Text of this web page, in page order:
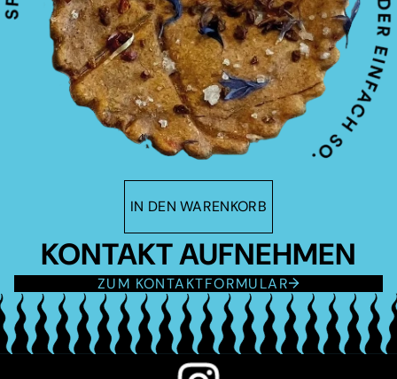
IN DEN WARENKORB
KONTAKT AUFNEHMEN
ZUM KONTAKTFORMULAR